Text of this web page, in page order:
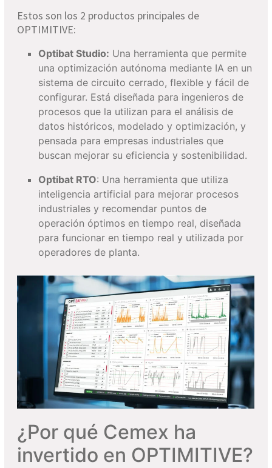
Estos son los 2 productos principales de
OPTIMITIVE:
Optibat Studio: Una herramienta que permite
una optimización autónoma mediante IA en un
sistema de circuito cerrado, flexible y fácil de
configurar. Está diseñada para ingenieros de
procesos que la utilizan para el análisis de
datos históricos, modelado y optimización, y
pensada para empresas industriales que
buscan mejorar su eficiencia y sostenibilidad.
Optibat RTO: Una herramienta que utiliza
inteligencia artificial para mejorar procesos
industriales y recomendar puntos de
operación óptimos en tiempo real, diseñada
para funcionar en tiempo real y utilizada por
operadores de planta.
¿Por qué Cemex ha
invertido en OPTIMITIVE?